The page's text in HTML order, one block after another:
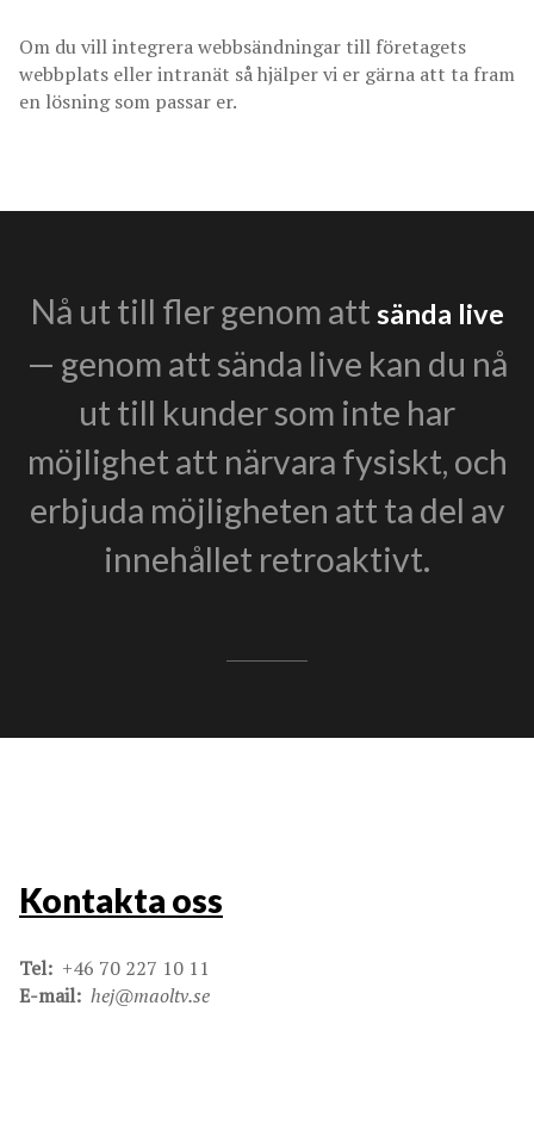
Om du vill integrera webbsändningar till företagets
webbplats eller intranät så hjälper vi er gärna att ta fram
en lösning som passar er.
Nå ut till fler genom att sända live
— genom att sända live kan du nå
ut till kunder som inte har
möjlighet att närvara fysiskt, och
erbjuda möjligheten att ta del av
innehållet retroaktivt.
Kontakta oss
Tel: +46 70 227 10 11
E-mail: hej@maoltv.se